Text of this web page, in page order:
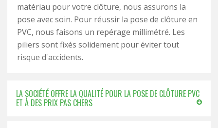
matériau pour votre clôture, nous assurons la
pose avec soin. Pour réussir la pose de clôture en
PVC, nous faisons un repérage millimétré. Les
piliers sont fixés solidement pour éviter tout
risque d'accidents.
LA SOCIÉTÉ OFFRE LA QUALITÉ POUR LA POSE DE CLÔTURE PVC
ET À DES PRIX PAS CHERS